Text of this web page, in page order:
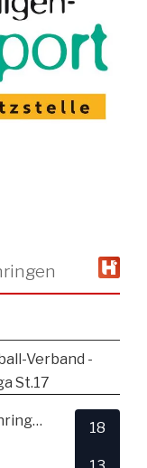
Verband -
St.17
TSV Alemannia Freiburg-Zähringen
18